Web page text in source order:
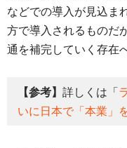
などでの導入が見込ま
方で導入されるものだ
通を補完していく存在
【参考】 詳しくは「
いに日本で「本業」